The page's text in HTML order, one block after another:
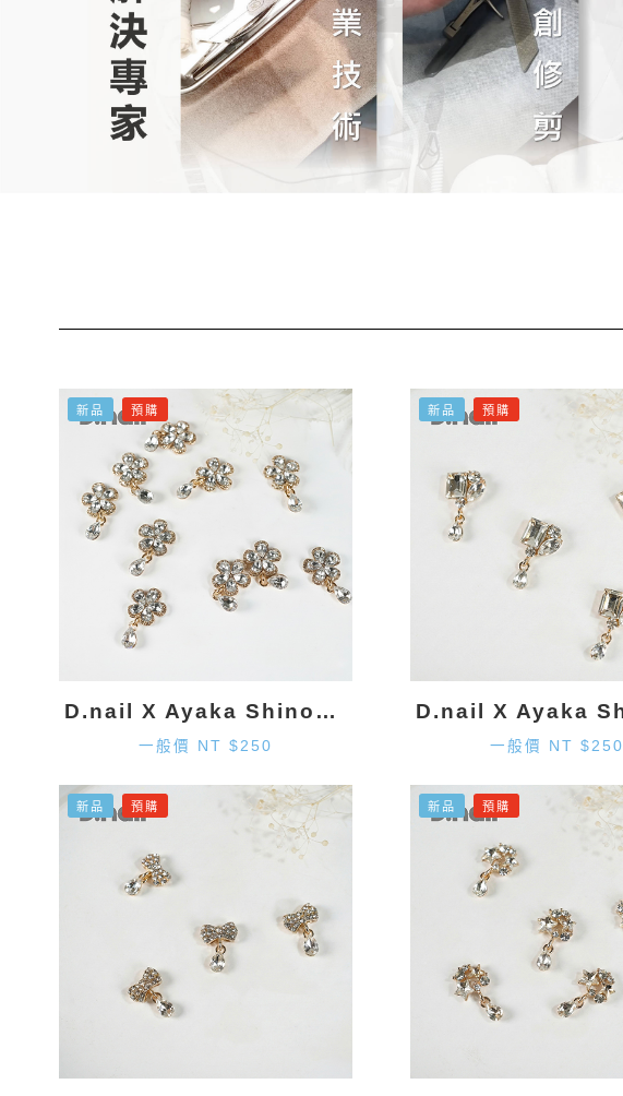
新品 預購
D.nail X Ayaka Shinohara 花朵墜飾-金色 (2入)
一般價 NT $250
新品 預購
一般價 NT $250
新品 預購 新品 預購